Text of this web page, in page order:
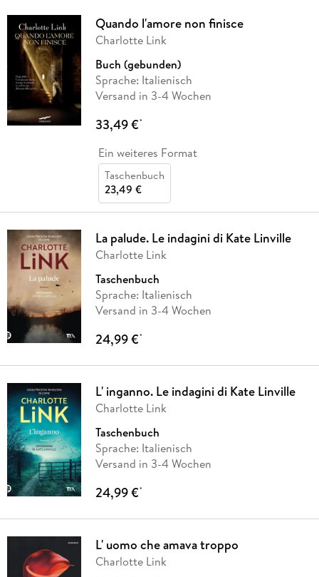
Quando l'amore non finisce
Charlotte Link
Buch (gebunden)
Sprache: Italienisch
Versand in 3-4 Wochen
33,49 €*
Ein weiteres Format
Taschenbuch
23,49 €
La palude. Le indagini di Kate Linville
Charlotte Link
Taschenbuch
Sprache: Italienisch
Versand in 3-4 Wochen
24,99 €*
L' inganno. Le indagini di Kate Linville
Charlotte Link
Taschenbuch
Sprache: Italienisch
Versand in 3-4 Wochen
24,99 €*
L' uomo che amava troppo
Charlotte Link